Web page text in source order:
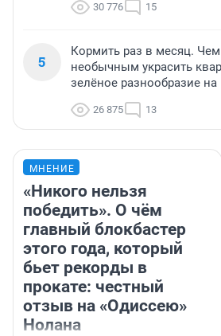
30 776 15
5
Кормить раз в месяц.
необычным украсить
зелёное разнообразие
26 875 13
МНЕНИЕ
«Никого нельзя
победить». О чём
главный блокбастер
этого года, который
бьет рекорды в
прокате: честный
отзыв на «Одиссею»
Нолана